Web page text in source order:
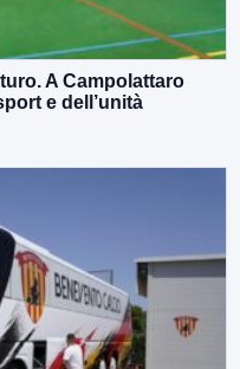
A Campolattaro
e dell’unità